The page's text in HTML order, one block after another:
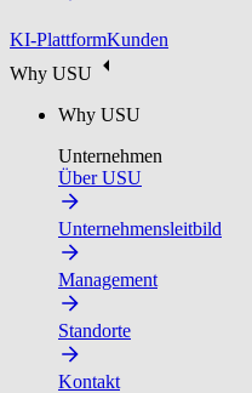
KI-PlattformKunden
Why USU
Why USU
Unternehmen
Über USU
Unternehmensleitbild
Management
Standorte
Kontakt